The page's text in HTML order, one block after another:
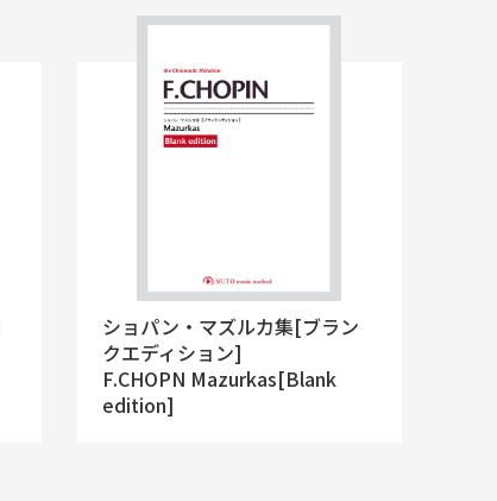
ショパン・マズルカ集[ブラン
クエディション]
F.CHOPN Mazurkas[Blank
edition]